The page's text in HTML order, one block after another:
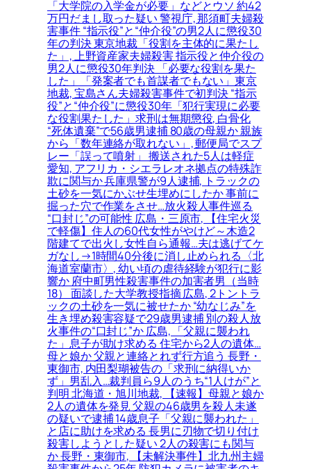
「大学院の入学金が必要」などとウソ 約42
万円だまし取った疑い 警視庁, 那須町夫婦殺
害事件 “指示役”と“仲介役”の男2人に懲役30
年の判決 東京地裁「役割を主体的に果たし
た」, 上野資産家夫婦殺害 指示役と仲介役の
男2人に懲役30年判決 「必要な役割を果た
した」「発案者でも首謀者でもない」東京
地裁, 宝島さん夫婦殺害事件で初判決 “指示
役”と“仲介役”に懲役30年「犯行実現に必要
な役割果たした」求刑は無期懲役, 白骨化
“死体遺棄”で56歳男逮捕 80歳の母親か 親族
から「数年連絡が取れない」, 郵便局でスプ
レー「誤って噴射」 搬送された5人は軽症
愛知, アフリカ・シエラレオネ拠点の特殊詐
欺に関与か 兵庫県警が9人逮捕, トラックの
土砂を一気にかぶせ生埋めにしたか 事前に
掘った穴で作業をさせ…放火殺人事件巡る
“口封じ”の可能性 広島・三原市, 【住宅火災
で軽傷】住人の60代女性がやけど～木造2
階建てで出火し女性自ら通報…夫は逃げてケ
ガなし→1時間40分後に消し止められる〈北
海道室蘭市〉, 幼い頃の虐待経験が犯行に影
響か 府中町男性殺害事件の加害者男（当時
18） 面談した大学教授指摘 広島, 2トントラ
ックの土砂を一気に被せたか “幼なじみ”を
生き埋め殺害容疑で29歳男逮捕 別の殺人放
火事件の“口封じ”か 広島, 「父親に襲われ
た」息子が助け求める 住宅から2人の遺体…
母と娘か 父親と連絡とれず行方追う 長野・
東御市, 内田梨瑚被告の「求刑に納得いか
ず」男乱入…裁判員ら9人のうち“1人けが”と
判明 北海道・旭川地裁, 【速報】母親と娘か
2人の遺体を発見 父親の46歳男を殺人未遂
の疑いで逮捕 14歳息子「父親に襲われた」
と店に助けを求める 長男に刃物で切り付け
殺害しようとした疑い 2人の殺害にも関与
か 長野・東御市, 【未解決事件】北九州主婦